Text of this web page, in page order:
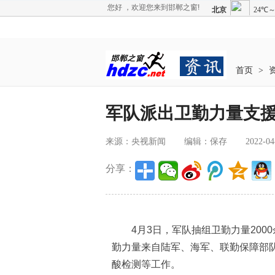
您好 ，欢迎您来到邯郸之窗!
首页 >
军队派出卫勤力量支
来源：央视新闻 编辑：保存 2022-
分享：
4月3日，军队抽组卫勤力量2000
勤力量来自陆军、海军、联勤保障部
酸检测等工作。